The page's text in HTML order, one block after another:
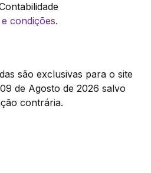
condições.
são exclusivas para o site
de Agosto de 2026 salvo
contrária.